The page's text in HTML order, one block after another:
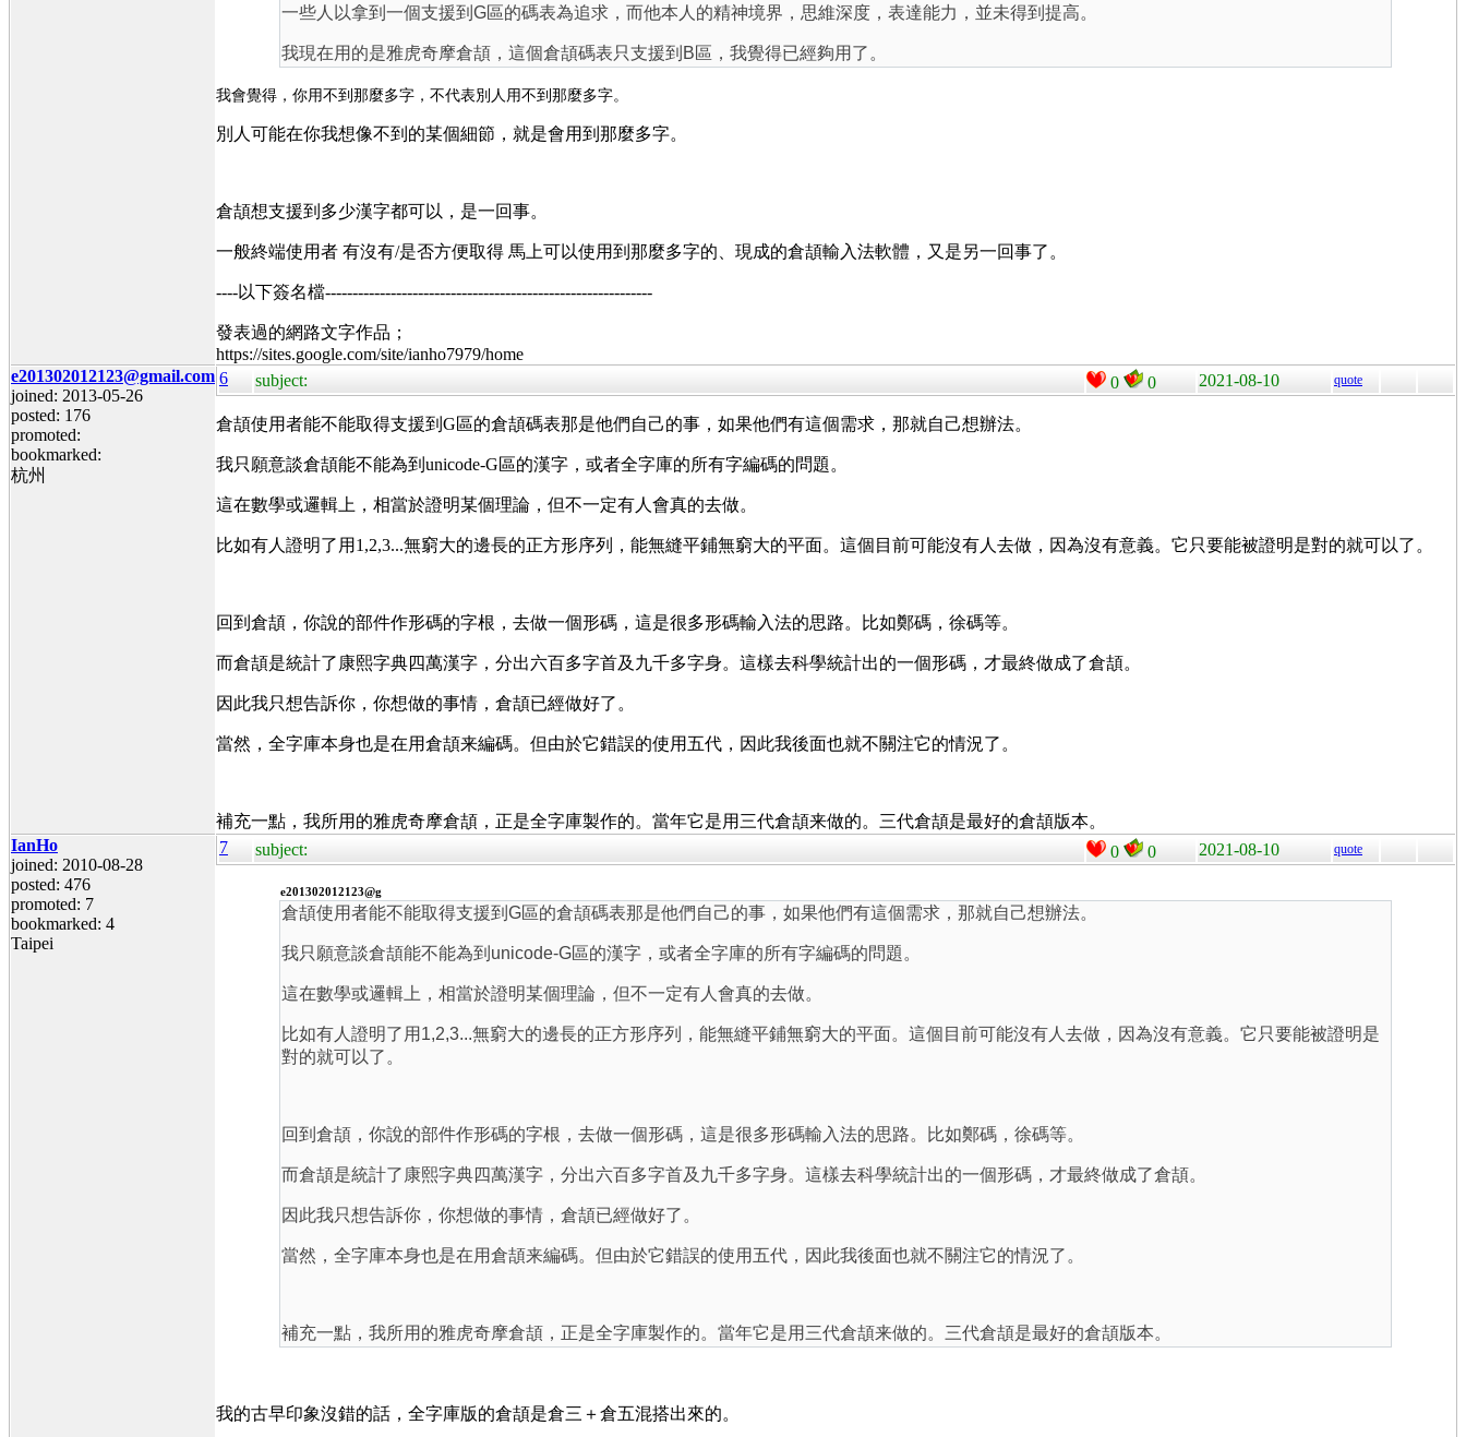
一些人以拿到一個支援到G區的碼表為追求，而他本人的精神境界，思維深度，表達能力，並未得到提高。
我現在用的是雅虎奇摩倉頡，這個倉頡碼表只支援到B區，我覺得已經夠用了。
我會覺得，你用不到那麼多字，不代表別人用不到那麼多字。
別人可能在你我想像不到的某個細節，就是會用到那麼多字。
倉頡想支援到多少漢字都可以，是一回事。
一般終端使用者 有沒有/是否方便取得 馬上可以使用到那麼多字的、現成的倉頡輸入法軟體，又是另一回事了。
----以下簽名檔------------------------------------------------------------
發表過的網路文字作品；
https://sites.google.com/site/ianho7979/home
e201302012123@gmail.com
joined: 2013-05-26
posted: 176
promoted:
bookmarked:
杭州
6 subject: 0 0 2021-08-10 quote
倉頡使用者能不能取得支援到G區的倉頡碼表那是他們自己的事，如果他們有這個需求，那就自己想辦法。
我只願意談倉頡能不能為到unicode-G區的漢字，或者全字庫的所有字編碼的問題。
這在數學或邏輯上，相當於證明某個理論，但不一定有人會真的去做。
比如有人證明了用1,2,3...無窮大的邊長的正方形序列，能無縫平鋪無窮大的平面。這個目前可能沒有人去做，因為沒有意義。它只要能被證明是對的就可以了。
回到倉頡，你說的部件作形碼的字根，去做一個形碼，這是很多形碼輸入法的思路。比如鄭碼，徐碼等。
而倉頡是統計了康熙字典四萬漢字，分出六百多字首及九千多字身。這樣去科學統計出的一個形碼，才最終做成了倉頡。
因此我只想告訴你，你想做的事情，倉頡已經做好了。
當然，全字庫本身也是在用倉頡来編碼。但由於它錯誤的使用五代，因此我後面也就不關注它的情況了。
補充一點，我所用的雅虎奇摩倉頡，正是全字庫製作的。當年它是用三代倉頡来做的。三代倉頡是最好的倉頡版本。
IanHo
joined: 2010-08-28
posted: 476
promoted: 7
bookmarked: 4
Taipei
7 subject: 0 0 2021-08-10 quote
e201302012123@g
倉頡使用者能不能取得支援到G區的倉頡碼表那是他們自己的事，如果他們有這個需求，那就自己想辦法。
我只願意談倉頡能不能為到unicode-G區的漢字，或者全字庫的所有字編碼的問題。
這在數學或邏輯上，相當於證明某個理論，但不一定有人會真的去做。
比如有人證明了用1,2,3...無窮大的邊長的正方形序列，能無縫平鋪無窮大的平面。這個目前可能沒有人去做，因為沒有意義。它只要能被證明是
對的就可以了。
回到倉頡，你說的部件作形碼的字根，去做一個形碼，這是很多形碼輸入法的思路。比如鄭碼，徐碼等。
而倉頡是統計了康熙字典四萬漢字，分出六百多字首及九千多字身。這樣去科學統計出的一個形碼，才最終做成了倉頡。
因此我只想告訴你，你想做的事情，倉頡已經做好了。
當然，全字庫本身也是在用倉頡来編碼。但由於它錯誤的使用五代，因此我後面也就不關注它的情況了。
補充一點，我所用的雅虎奇摩倉頡，正是全字庫製作的。當年它是用三代倉頡来做的。三代倉頡是最好的倉頡版本。
我的古早印象沒錯的話，全字庫版的倉頡是倉三＋倉五混搭出來的。